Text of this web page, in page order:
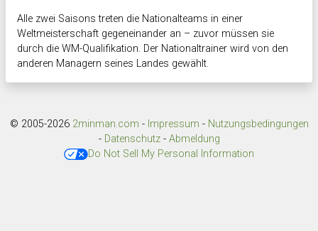
Alle zwei Saisons treten die Nationalteams in einer
Weltmeisterschaft gegeneinander an – zuvor müssen sie
durch die WM-Qualifikation. Der Nationaltrainer wird von den
anderen Managern seines Landes gewählt.
© 2005-2026 2minman.com - Impressum - Nutzungsbedingungen
- Datenschutz- Abmeldung
Do Not Sell My Personal Information